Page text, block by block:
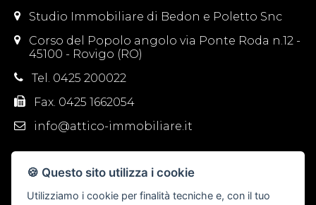
Studio Immobiliare di Bedon e Poletto Snc
Corso del Popolo angolo via Ponte Roda n.12 -
45100 - Rovigo (RO)
Tel. 0425 200022
Fax. 0425 1662054
info@attico-immobiliare.it
🍪 Questo sito utilizza i cookie
Utilizziamo i cookie per finalità tecniche e, con il tuo